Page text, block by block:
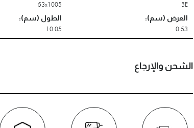
BE
53x1005
العرض (سم):
0.53
الطول (سم):
10.05
الشحن والإرجاع